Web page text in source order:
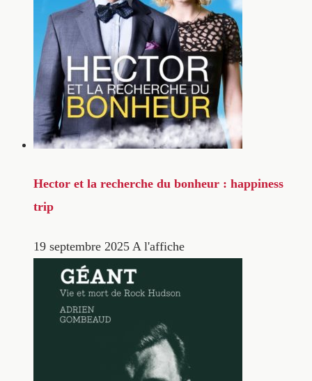
Hector et la recherche du bonheur : happiness
trip
19 septembre 2025 A l'affiche